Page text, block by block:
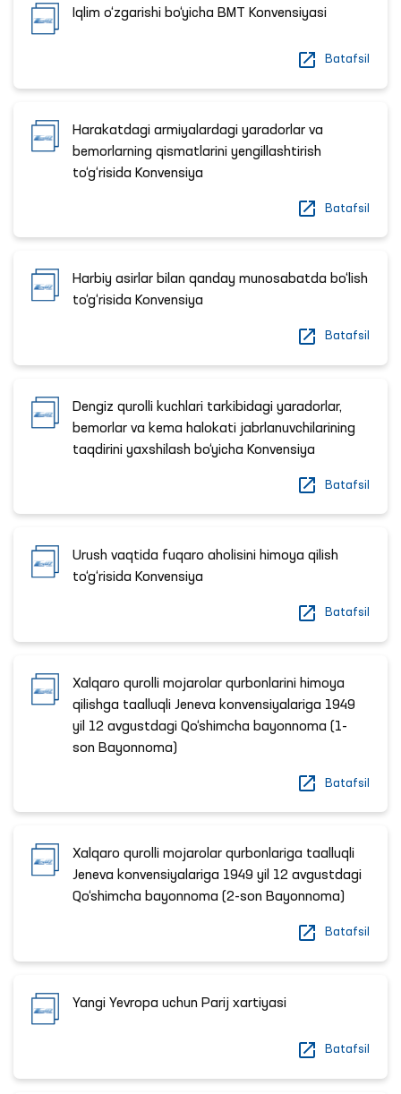
Iqlim o‘zgarishi bo‘yicha BMT Konvensiyasi
Batafsil
Harakatdagi armiyalardagi yaradorlar va
bemorlarning qismatlarini yengillashtirish
to‘g‘risida Konvensiya
Batafsil
Harbiy asirlar bilan qanday munosabatda bo‘lish
to‘g‘risida Konvensiya
Batafsil
Dengiz qurolli kuchlari tarkibidagi yaradorlar,
bemorlar va kema halokati jabrlanuvchilarining
taqdirini yaxshilash bo‘yicha Konvensiya
Batafsil
Urush vaqtida fuqaro aholisini himoya qilish
to‘g‘risida Konvensiya
Batafsil
Xalqaro qurolli mojarolar qurbonlarini himoya
qilishga taalluqli Jeneva konvensiyalariga 1949
yil 12 avgustdagi Qo‘shimcha bayonnoma (1-
son Bayonnoma)
Batafsil
Xalqaro qurolli mojarolar qurbonlariga taalluqli
Jeneva konvensiyalariga 1949 yil 12 avgustdagi
Qo‘shimcha bayonnoma (2-son Bayonnoma)
Batafsil
Yangi Yevropa uchun Parij xartiyasi
Batafsil